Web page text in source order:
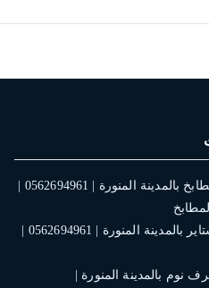
نوم بالمدينة المنورة |